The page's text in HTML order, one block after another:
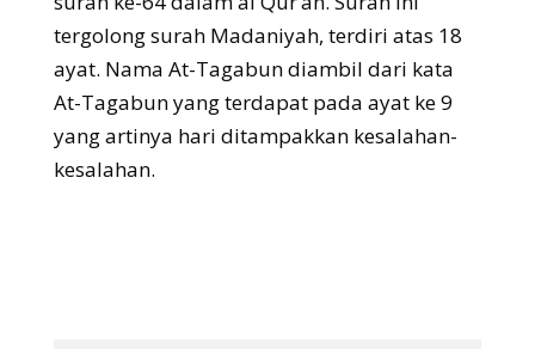
tergolong surah Madaniyah, terdiri atas 18
ayat. Nama At-Tagabun diambil dari kata
At-Tagabun yang terdapat pada ayat ke 9
yang artinya hari ditampakkan kesalahan-
kesalahan.